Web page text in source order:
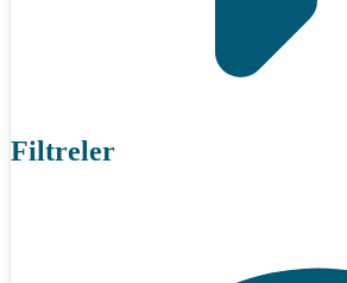
Filtreler